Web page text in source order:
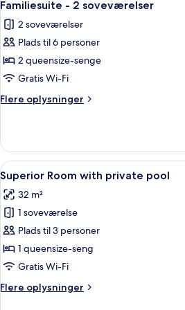
alle
billeder
af
Familiesuite
-
2
soveværelser
Familiesuite - 2 soveværelser
2 soveværelser
Plads til 6 personer
2 queensize-senge
Gratis Wi-Fi
Flere oplysninger
Flere
-
soveværelser
Indlæs
alle
billeder
af
Superior
Room
with
pool
Et
7
Superior Room with private pool
32 m²
1 soveværelse
Plads til 3 personer
1 queensize-seng
Gratis Wi-Fi
Flere oplysninger
Flere